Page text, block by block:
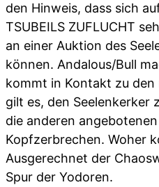
den Hinweis, dass sich
TSUBEILS ZUFLUCHT
an einer Auktion des
können. Andalous/Bull
kommt in Kontakt zu
gilt es, den Seelenkerker
die anderen
Kopfzerbrechen. Woher
Ausgerechnet der
Spur der Yodoren.